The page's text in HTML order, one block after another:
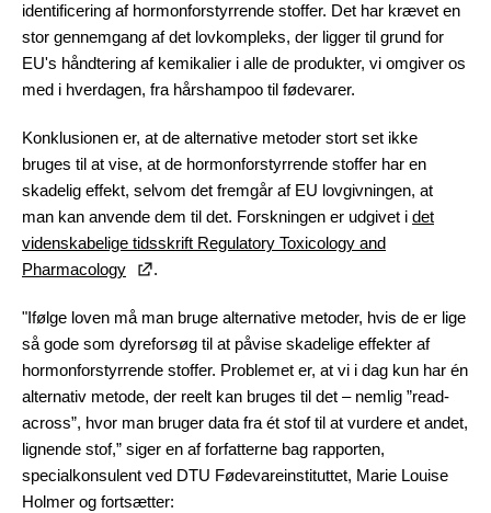
identificering af hormonforstyrrende stoffer. Det har krævet en
stor gennemgang af det lovkompleks, der ligger til grund for
EU's håndtering af kemikalier i alle de produkter, vi omgiver os
med i hverdagen, fra hårshampoo til fødevarer.
Konklusionen er, at de alternative metoder stort set ikke
bruges til at vise, at de hormonforstyrrende stoffer har en
skadelig effekt, selvom det fremgår af EU lovgivningen, at
man kan anvende dem til det. Forskningen er udgivet i det
videnskabelige tidsskrift Regulatory Toxicology and
Pharmacology
.
"Ifølge loven må man bruge alternative metoder, hvis de er lige
så gode som dyreforsøg til at påvise skadelige effekter af
hormonforstyrrende stoffer. Problemet er, at vi i dag kun har én
alternativ metode, der reelt kan bruges til det – nemlig ”read-
across”, hvor man bruger data fra ét stof til at vurdere et andet,
lignende stof,” siger en af forfatterne bag rapporten,
specialkonsulent ved DTU Fødevareinstituttet, Marie Louise
Holmer og fortsætter: